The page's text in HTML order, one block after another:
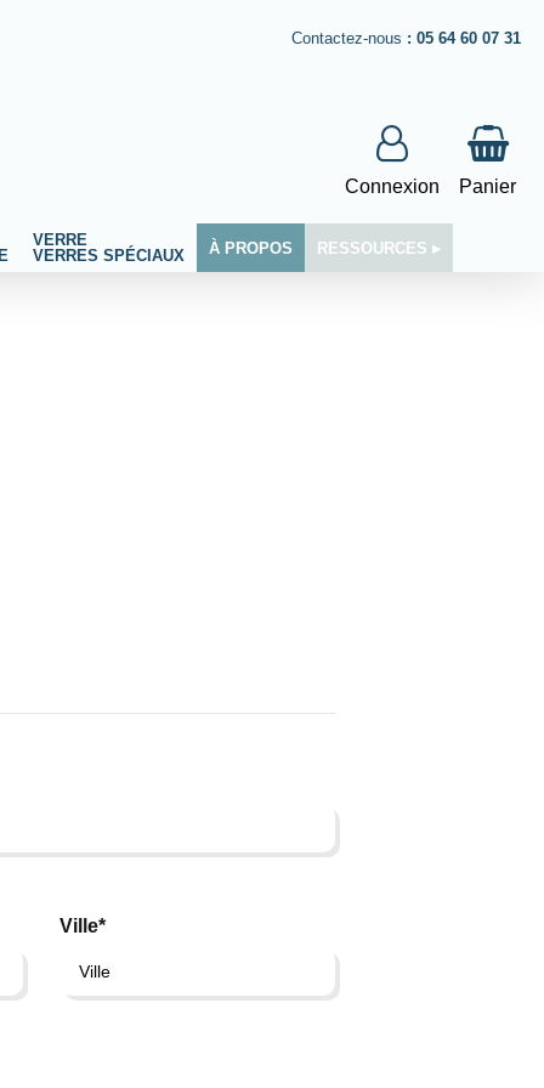
Contactez-nous : 05 64 60 07 31
Connexion Panier
VERRE
VERRES SPÉCIAUX
À PROPOS RESSOURCES ▸
Ville*